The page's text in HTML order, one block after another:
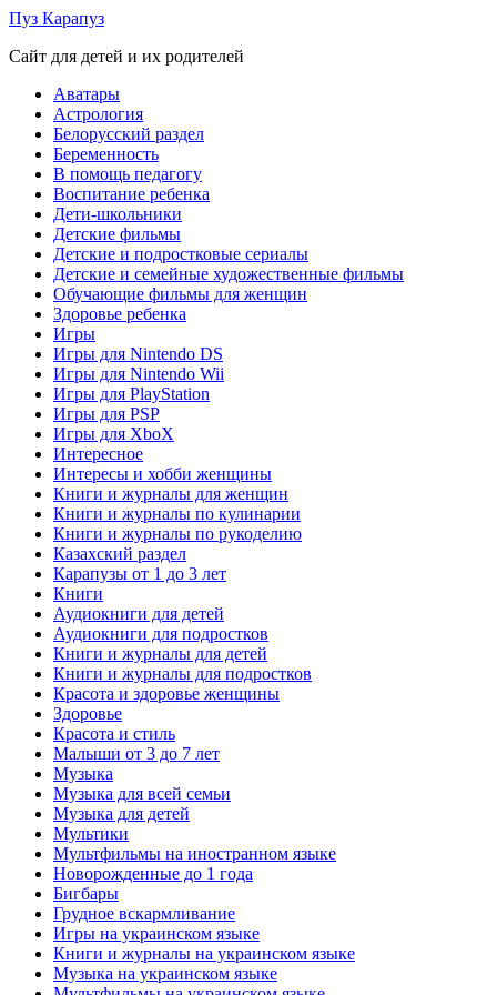
Skip
content
Пуз Карапуз
Сайт для детей и их родителей
Аватары
Астрология
Белорусский раздел
Беременность
В помощь педагогу
Воспитание ребенка
Дети-школьники
Детские фильмы
Детские и подростковые сериалы
Детские и семейные художественные фильмы
Обучающие фильмы для женщин
Здоровье ребенка
Игры
Игры для Nintendo DS
Игры для Nintendo Wii
Игры для PlayStation
Игры для PSP
Игры для XboX
Интересное
Интересы и хобби женщины
Книги и журналы для женщин
Книги и журналы по кулинарии
Книги и журналы по рукоделию
Казахский раздел
Карапузы от 1 до 3 лет
Книги
Аудиокниги для детей
Аудиокниги для подростков
Книги и журналы для детей
Книги и журналы для подростков
Красота и здоровье женщины
Здоровье
Красота и стиль
Малыши от 3 до 7 лет
Музыка
Музыка для всей семьи
Музыка для детей
Мультики
Мультфильмы на иностранном языке
Новорожденные до 1 года
Бигбары
Грудное вскармливание
Игры на украинском языке
Книги и журналы на украинском языке
Музыка на украинском языке